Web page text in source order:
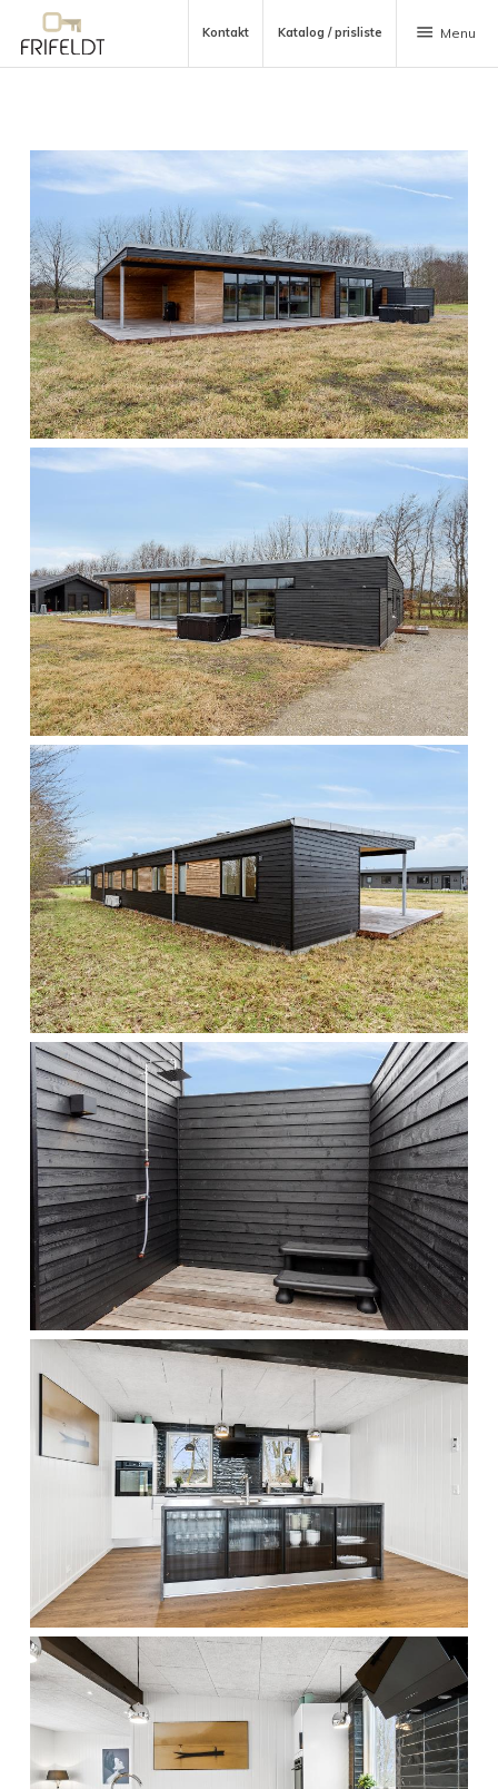
Kontakt Katalog / prisliste menu Menu